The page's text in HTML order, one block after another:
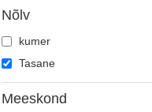
Nõlv
kumer
Tasane
Meeskond